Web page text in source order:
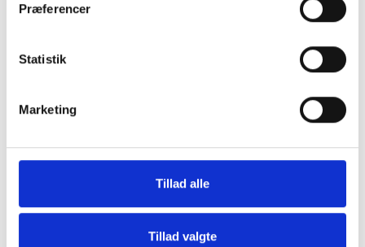
Præferencer
Statistik
Marketing
Tillad alle
Tillad valgte
for sundheds- og velfærdsteknologien uge
Hos CareNet leverer vi hellere end gerne
overblik over nye og spændende
kollegaers indbakke.
Hver torsdag klokken 14:00 udkommer
sætter vi udvikling, anvendelse og
implementering af sundheds- og